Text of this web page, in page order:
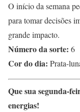
O início da semana
para tomar decisões
grande impacto.
Número da sorte: 6
Cor do dia: Prata-
Que sua segunda-
energias!